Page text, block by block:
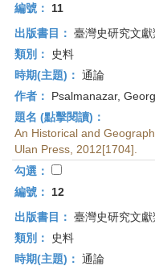
編號：
11
出版書目： 臺灣史研究文
類別：
史料
時期(主題)： 通論
作者：
Psalmanazar,
題名 (點擊閱讀)：
An Historical and
Ulan Press, 2012[1704].
勾選：
編號：
12
出版書目： 臺灣史研究文
類別：
史料
時期(主題)： 通論